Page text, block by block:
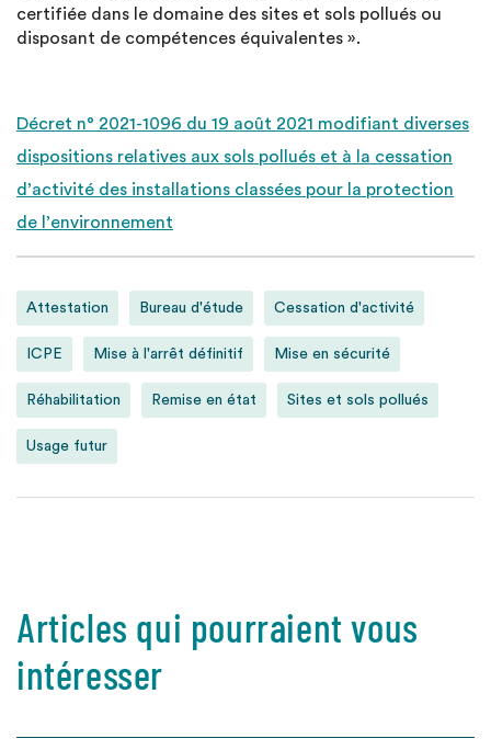
certifiée dans le domaine des sites et sols pollués ou
disposant de compétences équivalentes ».
Décret n° 2021-1096 du 19 août 2021 modifiant diverses
dispositions relatives aux sols pollués et à la cessation
d’activité des installations classées pour la protection
de l’environnement
Attestation Bureau d'étude Cessation d'activité
ICPE Mise à l'arrêt définitif Mise en sécurité
Réhabilitation Remise en état Sites et sols pollués
Usage futur
Articles qui pourraient vous
intéresser